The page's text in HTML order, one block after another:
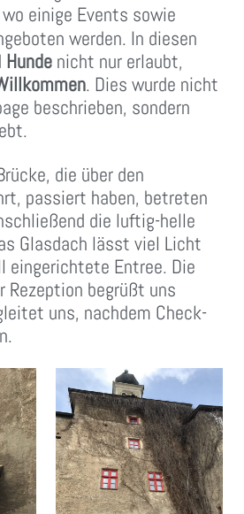
einige Events sowie
werden. In diesen
Hunde nicht nur erlaubt,
. Dies wurde nicht
beschrieben, sondern
die über den
passiert haben, betreten
die luftig-helle
Glasdach lässt viel Licht
eingerichtete Entree. Die
Rezeption begrüßt uns
uns, nachdem Check-